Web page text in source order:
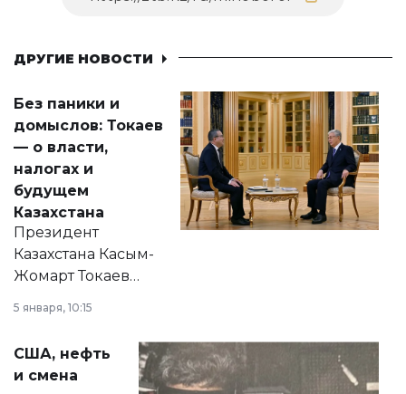
ДРУГИЕ НОВОСТИ
Без паники и
домыслов: Токаев
— о власти,
налогах и
будущем
Казахстана
Президент
Казахстана Касым-
Жомарт Токаев
сразу несколько
актуальных тем —
от слухов о
политических
5 января, 10:15
США, нефть
и смена